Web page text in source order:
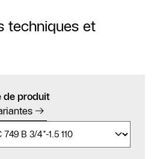
techniques et
de produit